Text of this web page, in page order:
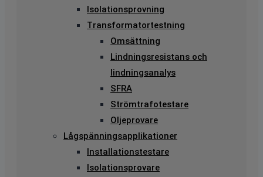
Isolationsprovning
Transformatortestning
Omsättning
Lindningsresistans och
lindningsanalys
SFRA
Strömtrafotestare
Oljeprovare
Lågspänningsapplikationer
Installationstestare
Isolationsprovare